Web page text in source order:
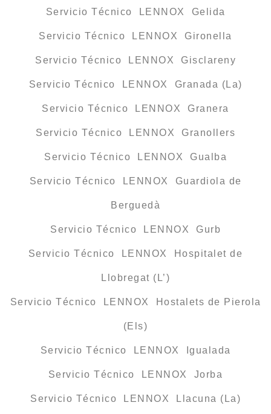
Servicio Técnico LENNOX Gelida
Servicio Técnico LENNOX Gironella
Servicio Técnico LENNOX Gisclareny
Servicio Técnico LENNOX Granada (La)
Servicio Técnico LENNOX Granera
Servicio Técnico LENNOX Granollers
Servicio Técnico LENNOX Gualba
Servicio Técnico LENNOX Guardiola de
Berguedà
Servicio Técnico LENNOX Gurb
Servicio Técnico LENNOX Hospitalet de
Llobregat (L’)
Servicio Técnico LENNOX Hostalets de Pierola
(Els)
Servicio Técnico LENNOX Igualada
Servicio Técnico LENNOX Jorba
Servicio Técnico LENNOX Llacuna (La)